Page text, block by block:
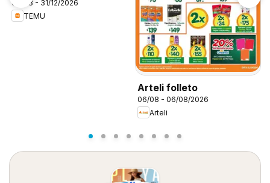
06/08 - 31/12/2026
TEMU
Arteli folleto
06/08 - 06/08/2026
Arteli